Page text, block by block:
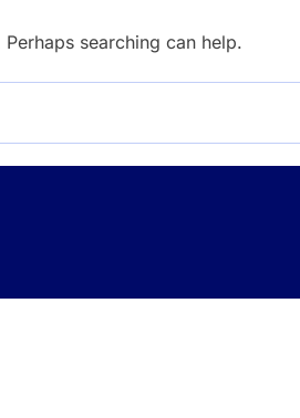
searching can help.